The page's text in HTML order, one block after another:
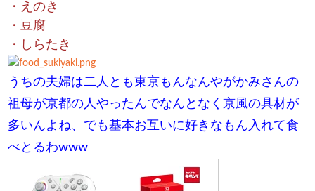
・えのき
・豆腐
・しらたき
うちの夫婦は二人とも東京もんなんやがかみさんの
祖母が京都の人やったんでなんとなく京風の具材が
多いんよね、でも基本お互いに好きなもん入れて食
べとるわwww